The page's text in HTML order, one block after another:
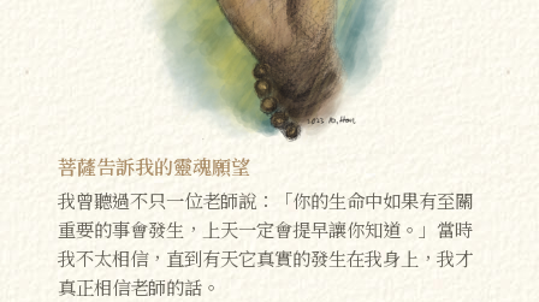
菩薩告訴我的靈魂願望
我曾聽過不只一位老師說：「你的生命中如果有至關
重要的事會發生，上天一定會提早讓你知道。」當時
我不太相信，直到有天它真實的發生在我身上，我才
真正相信老師的話。